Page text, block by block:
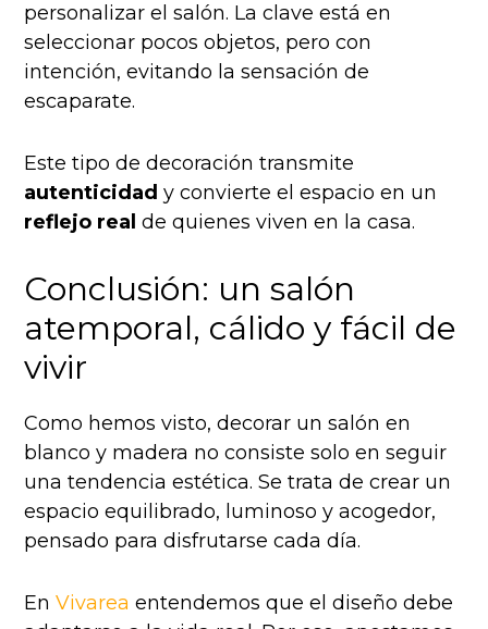
personalizar el salón. La clave está en
seleccionar pocos objetos, pero con
intención, evitando la sensación de
escaparate.
Este tipo de decoración transmite
autenticidad y convierte el espacio en un
reflejo real de quienes viven en la casa.
Conclusión: un salón
atemporal, cálido y fácil de
vivir
Como hemos visto, decorar un salón en
blanco y madera no consiste solo en seguir
una tendencia estética. Se trata de crear un
espacio equilibrado, luminoso y acogedor,
pensado para disfrutarse cada día.
EnVivarea entendemos que el diseño debe